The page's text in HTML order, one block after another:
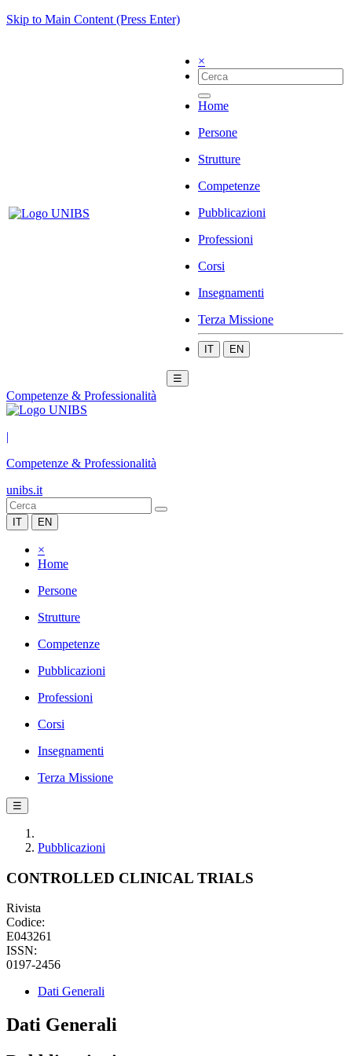
Skip to Main Content (Press Enter)
×
Home
Persone
Strutture
Competenze
Pubblicazioni
Professioni
Corsi
Insegnamenti
Terza Missione
IT EN
☰
Competenze & Professionalità
|
Competenze & Professionalità
unibs.it
IT EN
×
Home
Persone
Strutture
Competenze
Pubblicazioni
Professioni
Corsi
Insegnamenti
Terza Missione
☰
Pubblicazioni
CONTROLLED CLINICAL TRIALS
Rivista
Codice:
E043261
ISSN:
0197-2456
Dati Generali
Dati Generali